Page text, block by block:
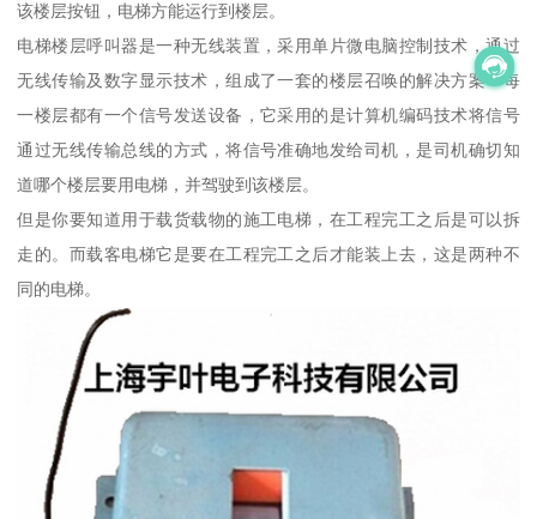
该楼层按钮，电梯方能运行到楼层。
电梯楼层呼叫器是一种无线装置，采用单片微电脑控制技术，通过
无线传输及数字显示技术，组成了一套的楼层召唤的解决方案：每
一楼层都有一个信号发送设备，它采用的是计算机编码技术将信号
通过无线传输总线的方式，将信号准确地发给司机，是司机确切知
道哪个楼层要用电梯，并驾驶到该楼层。
但是你要知道用于载货载物的施工电梯，在工程完工之后是可以拆
走的。而载客电梯它是要在工程完工之后才能装上去，这是两种不
同的电梯。